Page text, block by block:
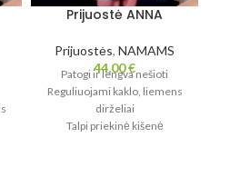
Prijuostė ANNA
Prijuostės, NAMAMS
44,00€
Patogi ir lengva nešioti
Reguliuojami kaklo, liemens
dirželiai
Talpi priekinė kišenė